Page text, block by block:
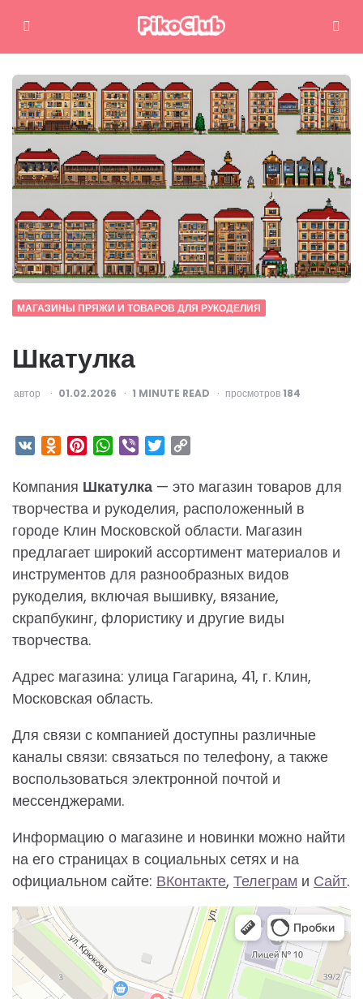
Меню Поиск
МАГАЗИНЫ ПРЯЖИ И ТОВАРОВ ДЛЯ РУКОДЕЛИЯ
Шкатулка
ОПУБЛИКОВАНО
автор 01.02.2026 1 MINUTE READ просмотров 184
VK Odnoklassniki
PinterestWhatsApp
Viber Twitter
Компания Шкатулка — это магазин товаров для
творчества и рукоделия, расположенный в
городе Клин Московской области. Магазин
предлагает широкий ассортимент материалов и
инструментов для разнообразных видов
рукоделия, включая вышивку, вязание,
скрапбукинг, флористику и другие виды
творчества.
Адрес магазина: улица Гагарина, 41, г. Клин,
Московская область.
Для связи с компанией доступны различные
каналы связи: связаться по телефону, а также
воспользоваться электронной почтой и
мессенджерами.
Информацию о магазине и новинки можно найти
на его страницах в социальных сетях и на
официальном сайте: ВКонтакте, Телеграм и Сайт.